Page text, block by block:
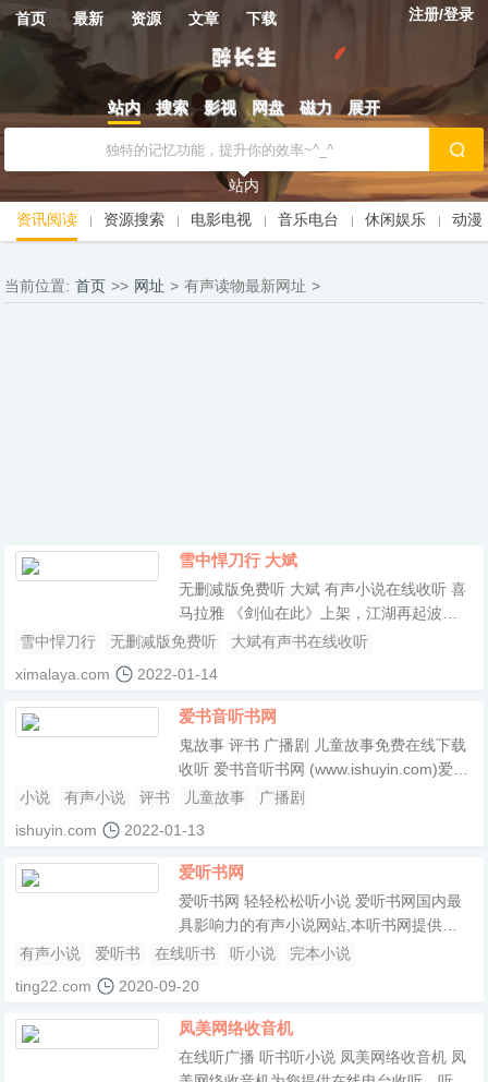
首页 最新 资源 文章 下载 注册/登录
站内 搜索 影视 网盘 磁力 展开
站内
资讯阅读
资源搜索 电影电视 音乐电台 休闲娱乐 动漫
当前位置: 首页 >> 网址 > 有声读物最新网址 >
雪中悍刀行 大斌
无删减版免费听 大斌 有声小说在线收听 喜
马拉雅 《剑仙在此》上架，江湖再起波
澜，每天抽月卡送红包【内容简介】有个白
一。湖底有白发老魁爱吃荤。缺门牙老仆背
剑匣。山上有个骑青牛的年轻师叔祖，不敢
手。 这个江湖，高人出行要注重出尘装
扮，女侠行走江湖要注意培养人气，宗派要
跟庙堂打好关系。 而主角，则潇洒带刀，
把江湖捅了一个通透…【
雪中悍刀行 无删减版免费听
大斌有声书在线收听
ximalaya.com
2022-01-14
爱书音听书网
鬼故事 评书 广播剧 儿童故事免费在线下载
收听 爱书音听书网 (www.ishuyin.com)爱书
音听书网免费提供凡人修仙传有声小说, 有
剧免费在线收听
小说 有声小说 评书 儿童故事
广播剧
ishuyin.com
2022-01-13
爱听书网
爱听书网 轻轻松松听小说 爱听书网国内最
具影响力的有声小说网站,本听书网提供最
新最全热门完本有声小说,有声读物,每日更
择!
有声小说 爱听书 在线听书 听小说
完本小说
ting22.com
2020-09-20
凤美网络收音机
在线听广播 听书听小说 凤美网络收音机 凤